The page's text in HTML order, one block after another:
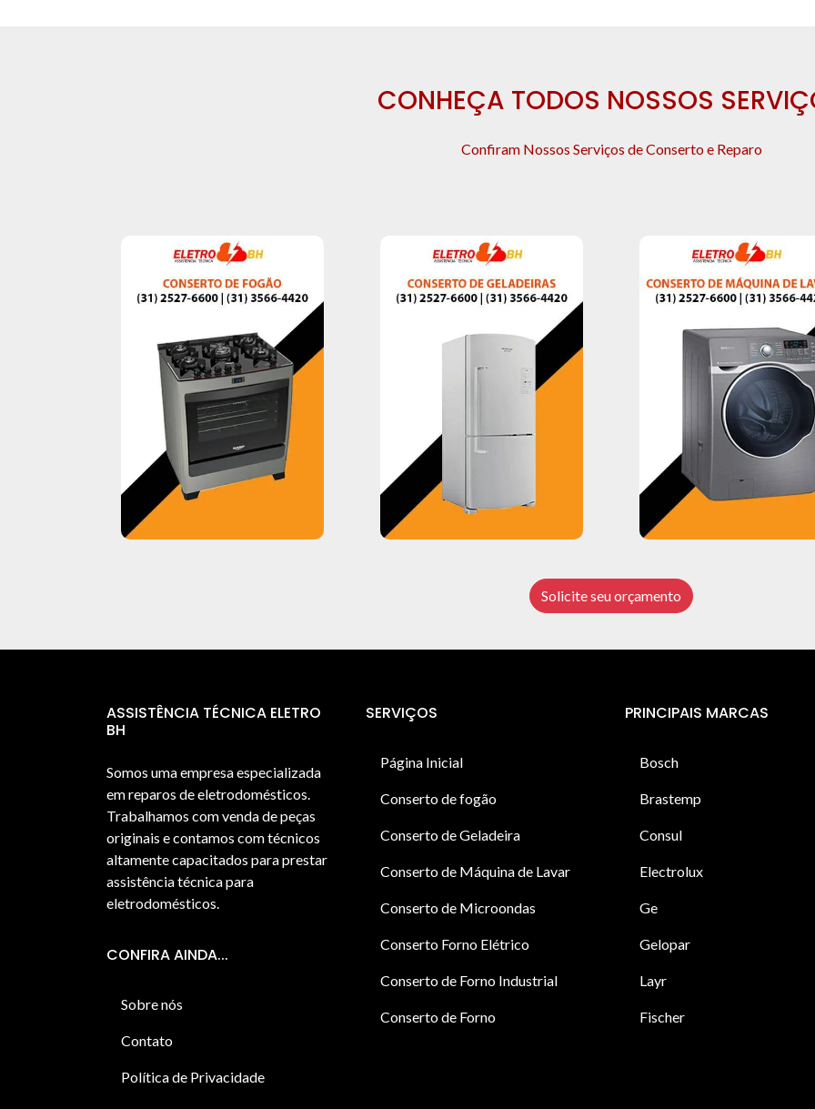
CONHEÇA TODOS NOSSOS
Confiram Nossos Serviços de Conserto e Reparo
Solicite seu orçamento
ASSISTÊNCIA TÉCNICA ELETRO
BH
Somos uma empresa especializada
em reparos de eletrodomésticos.
Trabalhamos com venda de peças
originais e contamos com técnicos
altamente capacitados para prestar
assistência técnica para
eletrodomésticos.
CONFIRA AINDA...
Sobre nós
Contato
Política de Privacidade
SERVIÇOS
Página Inicial
Conserto de fogão
Conserto de Geladeira
Conserto de Máquina de Lavar
Conserto de Microondas
Conserto Forno Elétrico
Conserto de Forno Industrial
Conserto de Forno
PRINCIPAIS MARCAS
Bosch
Brastemp
Consul
Electrolux
Ge
Gelopar
Layr
Fischer